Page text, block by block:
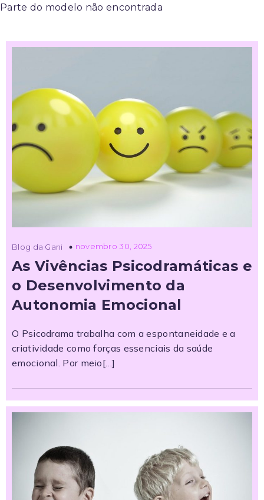
Parte do modelo não encontrada
Blog da Gani novembro 30, 2025
As Vivências Psicodramáticas e
o Desenvolvimento da
Autonomia Emocional
O Psicodrama trabalha com a espontaneidade e a
criatividade como forças essenciais da saúde
emocional. Por meio[…]